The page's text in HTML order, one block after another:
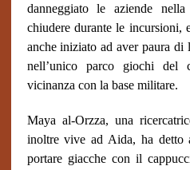
danneggiato le aziende
chiudere durante le incursioni,
anche iniziato ad aver paura
nell’unico parco giochi del
vicinanza con la base militare.
Maya al-Orzza, una
inoltre vive ad Aida, ha detto
portare giacche con il